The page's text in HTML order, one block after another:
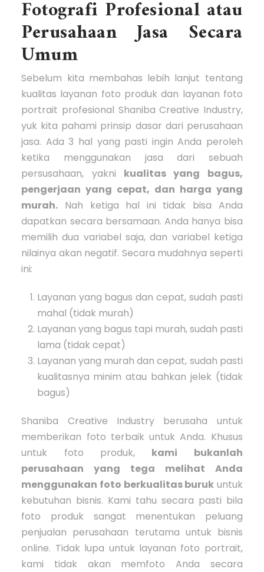
Fotografi Profesional atau
Perusahaan Jasa Secara
Umum
Sebelum kita membahas lebih lanjut tentang
kualitas layanan foto produk dan layanan foto
portrait profesional Shaniba Creative Industry,
yuk kita pahami prinsip dasar dari perusahaan
jasa. Ada 3 hal yang pasti ingin Anda peroleh
ketika menggunakan jasa dari sebuah
persusahaan, yakni kualitas yang bagus,
pengerjaan yang cepat, dan harga yang
murah. Nah ketiga hal ini tidak bisa Anda
dapatkan secara bersamaan. Anda hanya bisa
memilih dua variabel saja, dan variabel ketiga
nilainya akan negatif. Secara mudahnya seperti
ini:
Layanan yang bagus dan cepat, sudah pasti
mahal (tidak murah)
Layanan yang bagus tapi murah, sudah pasti
lama (tidak cepat)
Layanan yang murah dan cepat, sudah pasti
kualitasnya minim atau bahkan jelek (tidak
bagus)
Shaniba Creative Industry berusaha untuk
memberikan foto terbaik untuk Anda. Khusus
untuk foto produk, kami bukanlah
perusahaan yang tega melihat Anda
menggunakan foto berkualitas buruk untuk
kebutuhan bisnis. Kami tahu secara pasti bila
foto produk sangat menentukan peluang
penjualan perusahaan terutama untuk bisnis
online. Tidak lupa untuk layanan foto portrait,
kami tidak akan memfoto Anda secara